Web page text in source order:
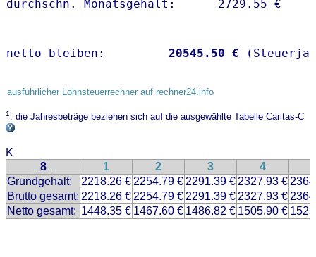
netto bleiben: 20545.50 €
ausführlicher Lohnsteuerrechner auf rechner24.info
1: die Jahresbeträge beziehen sich auf die ausgewählte Tabelle Caritas-C
K
.. 8 .. 1 2 3 4
Grundgehalt:
2218.26 € 2254.79 € 2291.39 € 2327.93 €
Brutto gesamt: 2218.26 € 2254.79 € 2291.39 € 2327.93 €
Netto gesamt: 1448.35 € 1467.60 € 1486.82 € 1505.90 €